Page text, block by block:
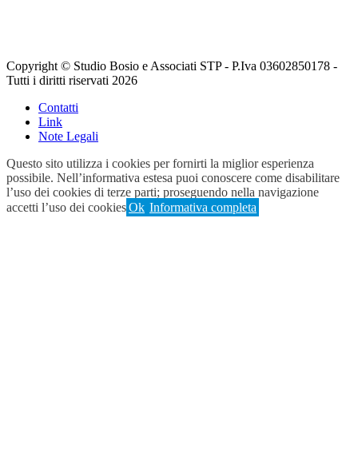
Copyright © Studio Bosio e Associati STP - P.Iva 03602850178 -
Tutti i diritti riservati 2026
Contatti
Link
Note Legali
Questo sito utilizza i cookies per fornirti la miglior esperienza
possibile. Nell’informativa estesa puoi conoscere come disabilitare
l’uso dei cookies di terze parti; proseguendo nella navigazione
accetti l’uso dei cookiesOk Informativa completa